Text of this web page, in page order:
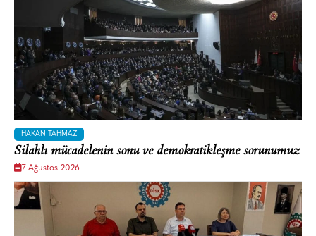
HAKAN TAHMAZ
Silahlı mücadelenin sonu ve demokratikleşme sorunumuz
7 Ağustos 2026